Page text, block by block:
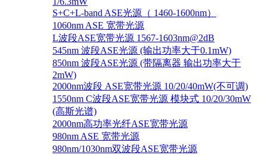
S+C+L-band ASE光源（ 1460-1600nm）
1060nm ASE 宽带光源
L波段ASE宽带光源 1567-1603nm@2dB
545nm 波段ASE光源 (输出功率大于0.1mW)
850nm 波段ASE光源 (带隔离器 输出功率大于
2mW)
2000nm波段 ASE宽带光源 10/20/40mW(不可调)
1550nm C波段ASE宽带光源 模块式 10/20/30mW
(高斯光谱)
2000nm高功率光纤ASE宽带光源
980nm ASE 宽带光源
980nm/1030nm双波段ASE宽带光源